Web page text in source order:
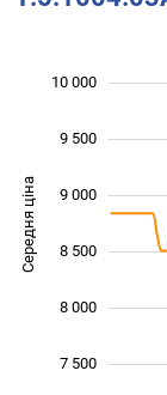
Середня ціна
7 500
8 000
8 500
9 000
9 500
10 000